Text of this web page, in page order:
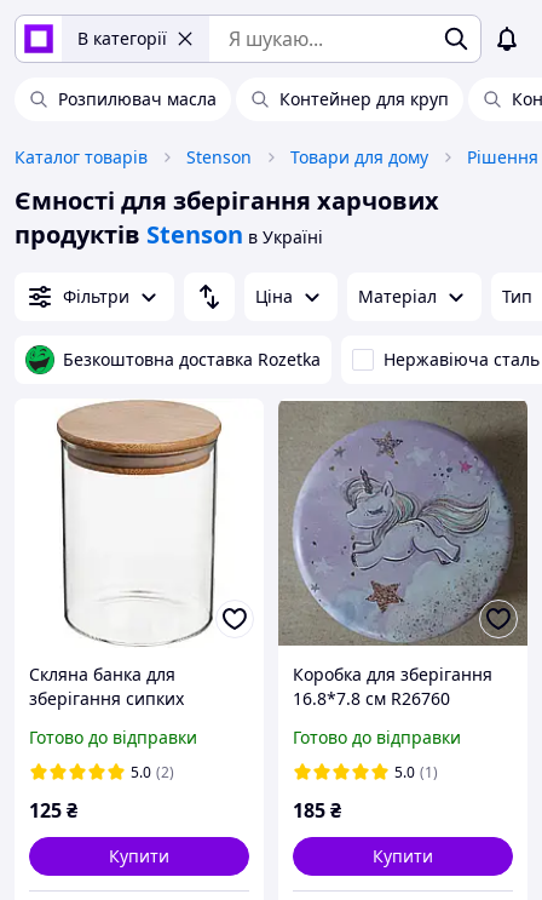
В категорії
Розпилювач масла Контейнер для круп
Каталог товарів Stenson Товари для дому Рішення
Ємності для зберігання харчових
продуктів Stenson в Україні
Фільтри Ціна Матеріал Тип
Безкоштовна доставка Rozetka Нержавіюча сталь
Скляна банка для
зберігання сипких
кришкою 600 мл
Готово до відправки
5.0 (2)
125₴
Купити
Коробка для зберігання
16.8*7.8 см R26760
Готово до відправки
5.0 (1)
185₴
Купити